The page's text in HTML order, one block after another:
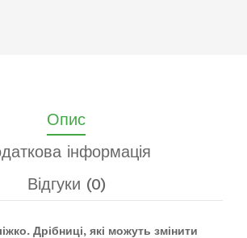
Опис
інформація
Відгуки (0)
Дрібниці, які можуть змінити